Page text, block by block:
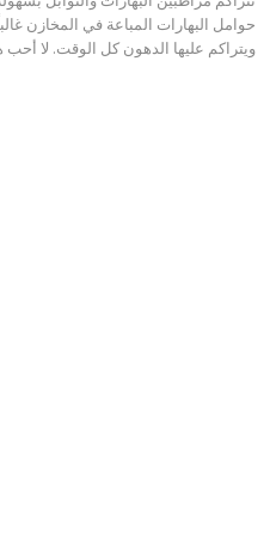
حوامل البهارات المباعة في المخازن
ويتراكم عليها الدهون كل الوقت. لا